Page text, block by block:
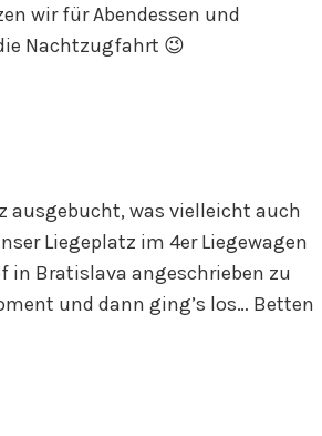
wir für Abendessen und
Nachtzugfahrt 😉
ausgebucht, was vielleicht auch
Liegeplatz im 4er Liegewagen
in Bratislava angeschrieben zu
und dann ging’s los… Betten